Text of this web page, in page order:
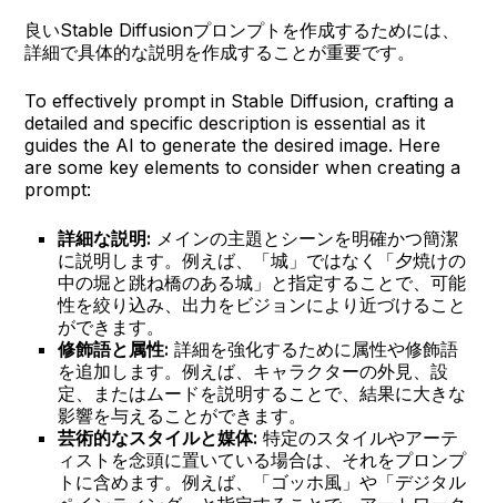
良いStable Diffusionプロンプトを作成するためには、
詳細で具体的な説明を作成することが重要です。
To effectively prompt in Stable Diffusion, crafting a
detailed and specific description is essential as it
guides the AI to generate the desired image. Here
are some key elements to consider when creating a
prompt:
詳細な説明: メインの主題とシーンを明確かつ簡潔
に説明します。例えば、「城」ではなく「夕焼けの
中の堀と跳ね橋のある城」と指定することで、可能
性を絞り込み、出力をビジョンにより近づけること
ができます。
修飾語と属性: 詳細を強化するために属性や修飾語
を追加します。例えば、キャラクターの外見、設
定、またはムードを説明することで、結果に大きな
影響を与えることができます。
芸術的なスタイルと媒体: 特定のスタイルやアーテ
ィストを念頭に置いている場合は、それをプロンプ
トに含めます。例えば、「ゴッホ風」や「デジタル